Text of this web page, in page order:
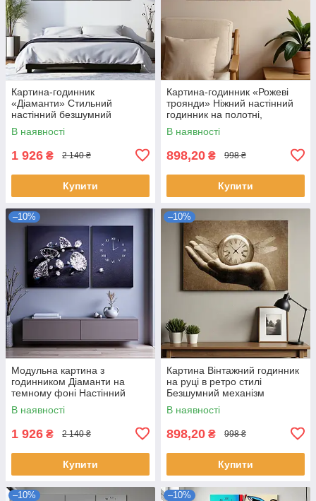
Картина-годинник
«Діаманти» Стильний
настінний безшумний
годинник Декор для спальні
чи вітальні 100х60 з 2 частин
В наявності
1 926 ₴ 2 140 ₴
Купити
Картина-годинник «Рожеві
троянди» Ніжний настінний
годинник на полотні,
романтичний декор для
спальні чи кухні 60х40см
В наявності
898,20 ₴ 998 ₴
Купити
–10%
Модульна картина з
годинником Діаманти на
темному фоні Настінний
безшумний годинник Декор
для інтер'єру 100х60 з 2х
В наявності
1 926 ₴ 2 140 ₴
Купити
–10%
Картина Вінтажний годинник
на руці в ретро стилі
Безшумний механізм
60х40см
В наявності
898,20 ₴ 998 ₴
Купити
–10% –10%